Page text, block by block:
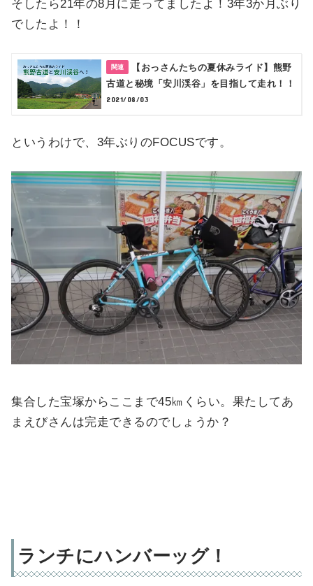
そしたら21年の8月に走ってましたよ！3年3か月ぶり
でしたよ！！
【おっさんたちの夏休みライド】熊野
古道と秘境「安川渓谷」を目指して走れ！！
2021/08/03
というわけで、3年ぶりのFOCUSです。
集合した宝塚からここまで45㎞くらい。果たしてあ
まえびさんは完走できるのでしょうか？
ランチにハンバーッグ！